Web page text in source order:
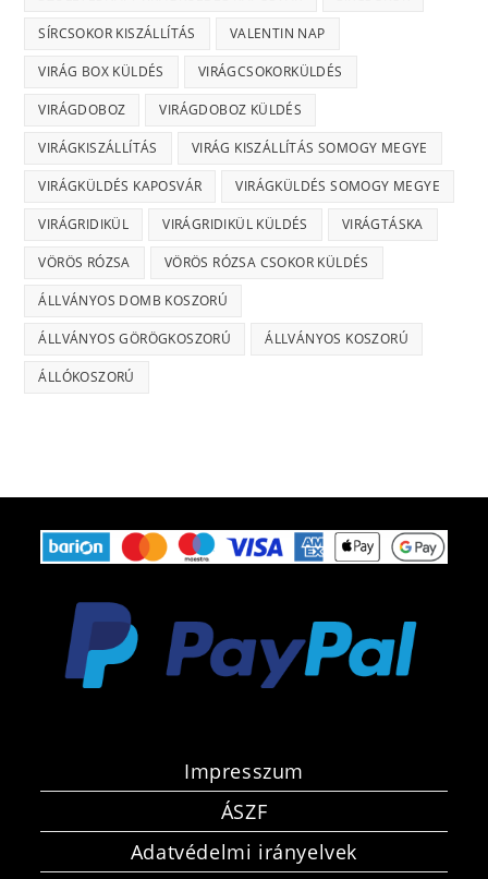
SÍRCSOKOR KISZÁLLÍTÁS VALENTIN NAP
VIRÁG BOX KÜLDÉS VIRÁGCSOKORKÜLDÉS
VIRÁGDOBOZ VIRÁGDOBOZ KÜLDÉS
VIRÁGKISZÁLLÍTÁS VIRÁG KISZÁLLÍTÁS SOMOGY MEGYE
VIRÁGKÜLDÉS KAPOSVÁR VIRÁGKÜLDÉS SOMOGY MEGYE
VIRÁGRIDIKÜL VIRÁGRIDIKÜL KÜLDÉS VIRÁGTÁSKA
VÖRÖS RÓZSA VÖRÖS RÓZSA CSOKOR KÜLDÉS
ÁLLVÁNYOS DOMB KOSZORÚ
ÁLLVÁNYOS GÖRÖGKOSZORÚ ÁLLVÁNYOS KOSZORÚ
ÁLLÓKOSZORÚ
Impresszum
ÁSZF
Adatvédelmi irányelvek